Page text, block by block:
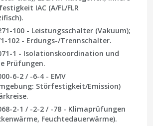
IAC (A/FL/FLR
100- Leistungsschalter (Vakuum);
102- Erdungs-/Trennschalter.
1 - Isolationskoordination und
Prüfungen.
6-2 / -6-4- EMV
Störfestigkeit/Emission)
2-1 / -2-2 / -78- Klimaprüfungen
Feuchtedauerwärme).